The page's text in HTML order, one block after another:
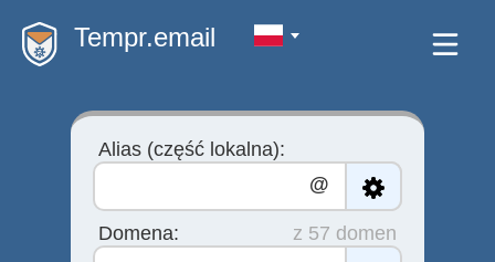
Tempr.email
Alias (część lokalna):
@
Domena:
z 57 domen